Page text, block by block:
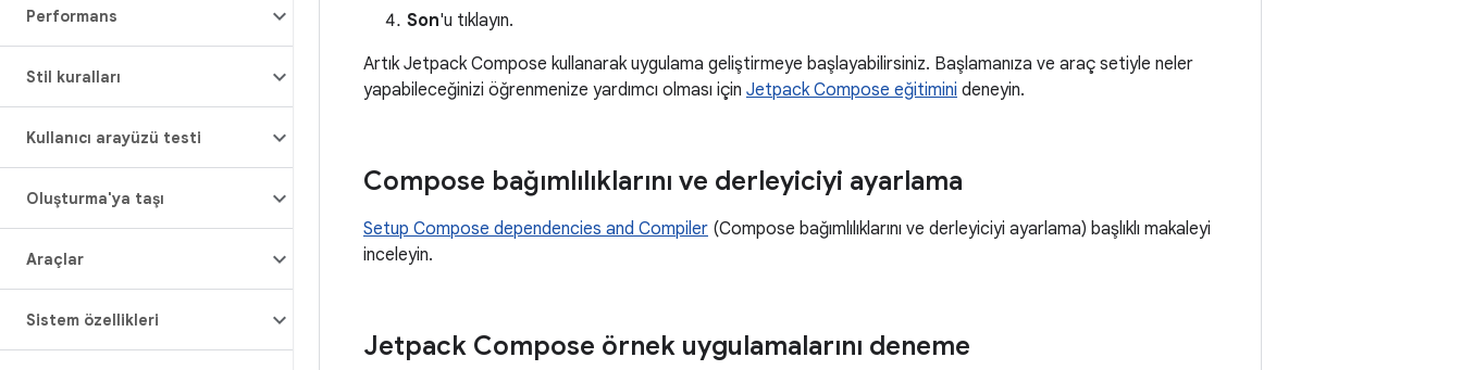
Performans
Stil kuralları
Kullanıcı arayüzü testi
Oluşturma'ya taşı
Araçlar
Sistem özellikleri
Son'u tıklayın.
Artık Jetpack Compose kullanarak uygulama geliştirmeye başlayabilirsiniz. Başlamanıza ve araç setiyle neler
yapabileceğinizi öğrenmenize yardımcı olması için Jetpack Compose eğitimini deneyin.
Compose bağımlılıklarını ve derleyiciyi ayarlama
Setup Compose dependencies and Compiler (Compose bağımlılıklarını ve derleyiciyi ayarlama) başlıklı makaleyi
inceleyin.
Jetpack Compose örnek uygulamalarını deneme